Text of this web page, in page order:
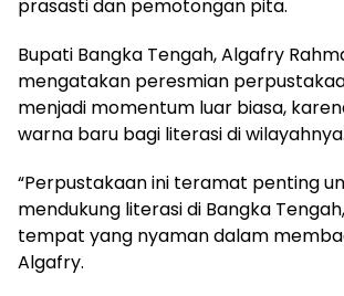
prasasti dan pemotongan pita.
Bupati Bangka Tengah, Algafry
mengatakan peresmian
menjadi momentum luar biasa,
warna baru bagi literasi di wilayahnya.
“Perpustakaan ini teramat penting
mendukung literasi di Bangka
tempat yang nyaman dalam
Algafry.